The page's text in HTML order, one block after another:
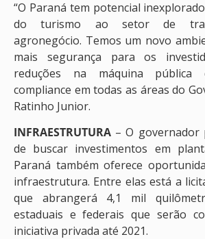
“O Paraná tem potencial
do turismo ao setor de
agronegócio. Temos um novo
mais segurança para os
reduções na máquina
compliance em todas as áreas do
Ratinho Junior.
INFRAESTRUTURA – O governador
de buscar investimentos em
Paraná também oferece
infraestrutura. Entre elas está a
que abrangerá 4,1 mil
estaduais e federais que serão
iniciativa privada até 2021.